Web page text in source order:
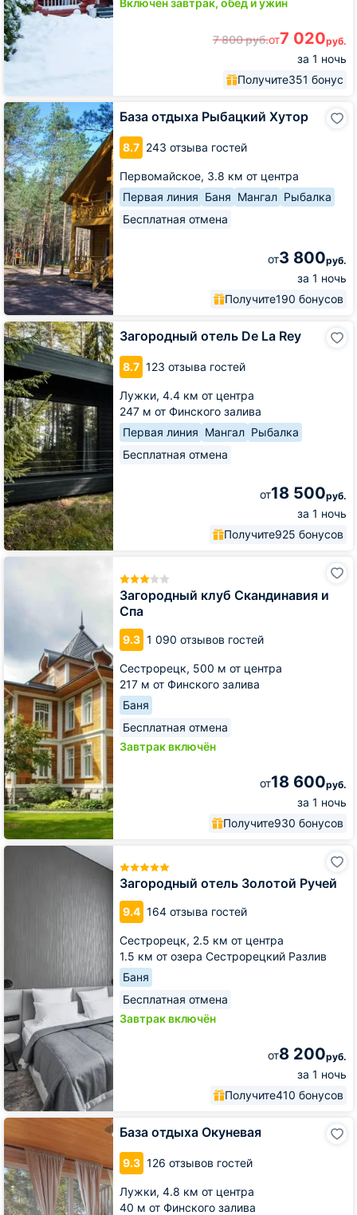
Включён завтрак, обед и ужин
7 800руб.от7 020руб.
за 1 ночь
Получите351 бонус
База отдыха Рыбацкий Хутор
8.7 243 отзыва гостей
Первомайское, 3.8 км от центра
Первая линия Баня Мангал Рыбалка
Бесплатная отмена
от3 800руб.
за 1 ночь
Получите190 бонусов
База
отдыха
Рыбацкий
Хутор
Загородный отель De La Rey
8.7 123 отзыва гостей
Лужки, 4.4 км от центра
247 м от Финского залива
Первая линия Мангал Рыбалка
Бесплатная отмена
от18 500руб.
за 1 ночь
Получите925 бонусов
Загородный
отель
De
Rey
Загородный клуб Скандинавия и
Спа
9.3 1 090 отзывов гостей
Сестрорецк, 500 м от центра
217 м от Финского залива
Баня
Бесплатная отмена
Завтрак включён
от18 600руб.
за 1 ночь
Получите930 бонусов
Загородный
Загородный отель Золотой Ручей
9.4 164 отзыва гостей
Сестрорецк, 2.5 км от центра
1.5 км от озера Сестрорецкий Разлив
Баня
Бесплатная отмена
Завтрак включён
от8 200руб.
за 1 ночь
Получите410 бонусов
Загородный
База отдыха Окуневая
9.3 126 отзывов гостей
Лужки, 4.8 км от центра
40 м от Финского залива
База
отдыха
Окуневая